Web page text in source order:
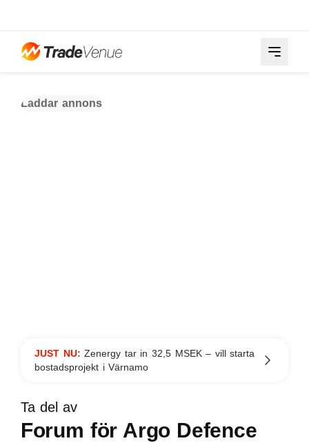
JUST NU:Zenergy tar in 32,5 MSEK – vill starta
bostadsprojekt i Värnamo
Laddar annons
Ta del av
Forum för Argo Defence